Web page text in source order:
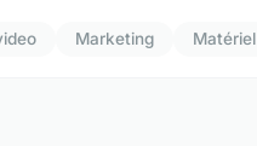
Marketing Matériel